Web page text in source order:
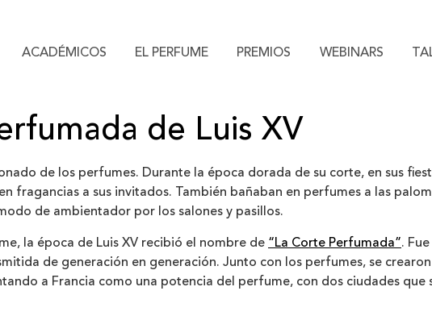
ACADÉMICOS EL PERFUME PREMIOS WEBINARS
de Luis XV
de los perfumes. Durante la época dorada de su corte, en sus
fragancias a sus invitados. También bañaban en perfumes a las
de ambientador por los salones y pasillos.
la época de Luis XV recibió el nombre de “La Corte Perfumada”.
de generación en generación. Junto con los perfumes, se
a Francia como una potencia del perfume, con dos ciudades